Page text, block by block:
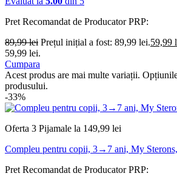
Pret Recomandat de ProducatorPRP:
89,99lei Prețul inițial a fost: 89,99 lei.59,99
59,99 lei.
Cumpara
Acest produs are mai multe variații.
produsului.
-33%
Oferta 3 Pijamale la 149,99 lei
Compleu pentru copii, 3→7 ani, My
Pret Recomandat de ProducatorPRP: